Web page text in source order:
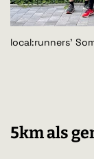
local:runners'
5km als